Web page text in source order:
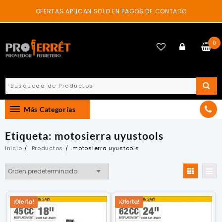
content
OFERTAS APLICAN SOLO EN PAGOS DE CONTADO
0
Más Categorías
Etiqueta: motosierra uyustools
Inicio Productos motosierra uyustools
¡Oferta! ¡Oferta!